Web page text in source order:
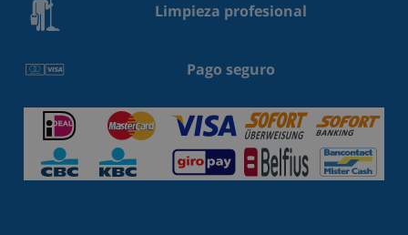
Limpieza profesional
Pago seguro